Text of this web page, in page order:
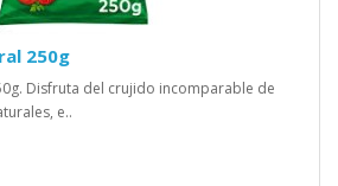
250g
Disfruta del crujido incomparable de
e..